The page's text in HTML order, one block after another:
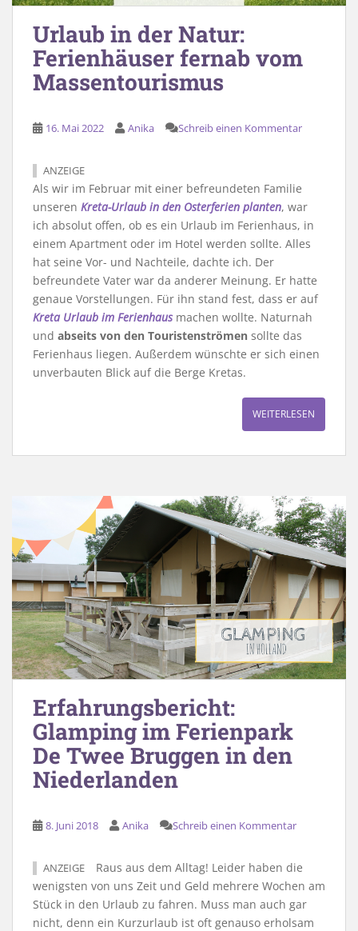
Urlaub in der Natur:
Ferienhäuser fernab vom
Massentourismus
16. Mai 2022 Anika Schreib einen Kommentar
ANZEIGE
Als wir im Februar mit einer befreundeten Familie
unseren Kreta-Urlaub in den Osterferien planten, war
ich absolut offen, ob es ein Urlaub im Ferienhaus, in
einem Apartment oder im Hotel werden sollte. Alles
hat seine Vor- und Nachteile, dachte ich. Der
befreundete Vater war da anderer Meinung. Er hatte
genaue Vorstellungen. Für ihn stand fest, dass er auf
Kreta Urlaub im Ferienhausmachen wollte. Naturnah
und abseits von den Touristenströmen sollte das
Ferienhaus liegen. Außerdem wünschte er sich einen
unverbauten Blick auf die Berge Kretas.
WEITERLESEN
Erfahrungsbericht:
Glamping im Ferienpark
De Twee Bruggen in den
Niederlanden
8. Juni 2018 Anika Schreib einen Kommentar
ANZEIGE
Raus aus dem Alltag! Leider haben die
wenigsten von uns Zeit und Geld mehrere Wochen am
Stück in den Urlaub zu fahren. Muss man auch gar
nicht, denn ein Kurzurlaub ist oft genauso erholsam